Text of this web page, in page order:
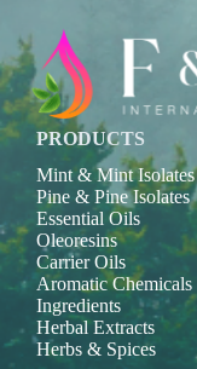
PRODUCTS
Mint & Mint Isolates
Pine & Pine Isolates
Essential Oils
Oleoresins
Carrier Oils
Aromatic Chemicals
Ingredients
Herbal Extracts
Herbs & Spices